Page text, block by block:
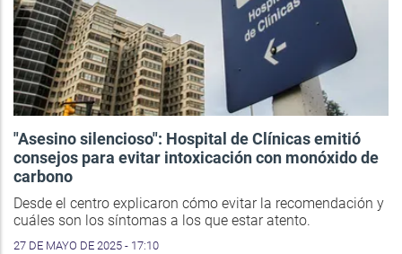
"Asesino silencioso": Hospital de Clínicas emitió
consejos para evitar intoxicación con monóxido de
carbono
Desde el centro explicaron cómo evitar la recomendación y
cuáles son los síntomas a los que estar atento.
27 DE MAYO DE 2025 - 17:10